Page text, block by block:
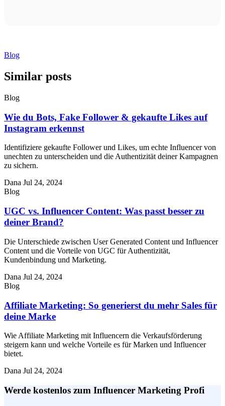
Blog
Similar posts
Blog
Wie du Bots, Fake Follower & gekaufte Likes auf
Instagram erkennst
Identifiziere gekaufte Follower und Likes, um echte Influencer von
unechten zu unterscheiden und die Authentizität deiner Kampagnen
zu sichern.
Dana Jul 24, 2024
Blog
UGC vs. Influencer Content: Was passt besser zu
deiner Brand?
Die Unterschiede zwischen User Generated Content und Influencer
Content und die Vorteile von UGC für Authentizität,
Kundenbindung und Marketing.
Dana Jul 24, 2024
Blog
Affiliate Marketing: So generierst du mehr Sales für
deine Marke
Wie Affiliate Marketing mit Influencern die Verkaufsförderung
steigern kann und welche Vorteile es für Marken und Influencer
bietet.
Dana Jul 24, 2024
Werde kostenlos zum Influencer Marketing Profi